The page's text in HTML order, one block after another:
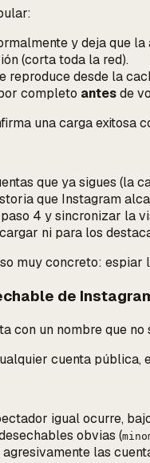
y deja que
(corta toda la red).
reproduce desde la
completo antesde
una carga exitosa
que ya sigues (la
que Instagram
4 y sincronizar la
ni para los
muy concreto:
de
con un nombre que
cuenta pública,
igual ocurre,
obvias (
las